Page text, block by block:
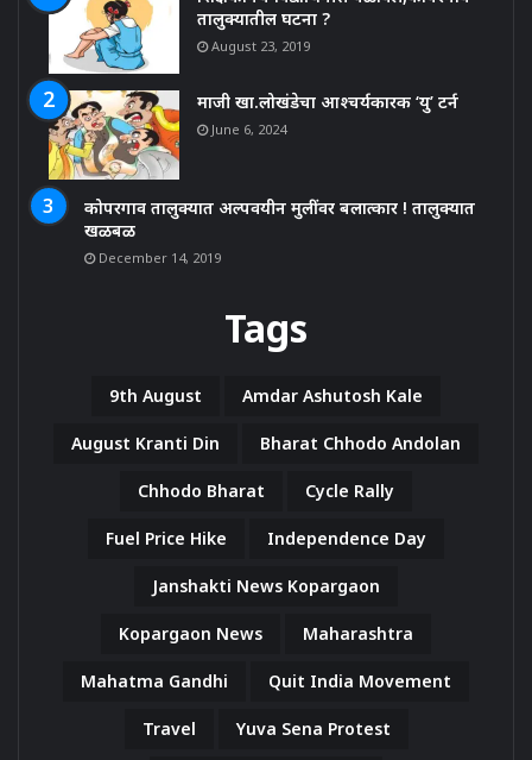
तालुक्यातील घटना ?
August 23, 2019
माजी खा.लोखंडेचा आश्चर्यकारक ‘यु’ टर्न
June 6, 2024
कोपरगाव तालुक्यात अल्पवयीन मुलींवर बलात्कार ! तालुक्यात
खळबळ
December 14, 2019
Tags
9th August Amdar Ashutosh Kale
August Kranti Din Bharat Chhodo Andolan
Chhodo Bharat Cycle Rally
Fuel Price Hike Independence Day
Janshakti News Kopargaon
Kopargaon News Maharashtra
Mahatma Gandhi Quit India Movement
Travel Yuva Sena Protest